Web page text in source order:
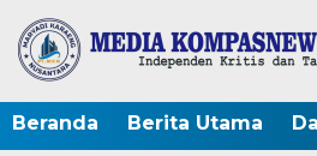
Beranda Berita Utama